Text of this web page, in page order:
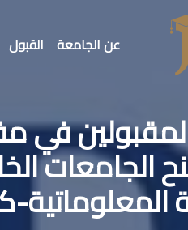
عن الجامعة القبول
في
الجامعات